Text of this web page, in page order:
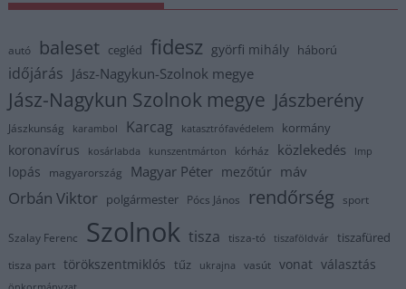
autó baleset cegléd fidesz györfi mihály háború
időjárás Jász-Nagykun-Szolnok megye
Jász-Nagykun Szolnok megye Jászberény
Jászkunság karambol Karcag katasztrófavédelem kormány
koronavírus kosárlabda kunszentmárton kórház közlekedés lmp
lopás magyarország Magyar Péter mezőtúr máv
Orbán Viktor polgármester Pócs János rendőrség sport
Szalay Ferenc Szolnok tisza tisza-tó tiszaföldvár tiszafüred
tisza part törökszentmiklós tűz ukrajna vasút vonat választás